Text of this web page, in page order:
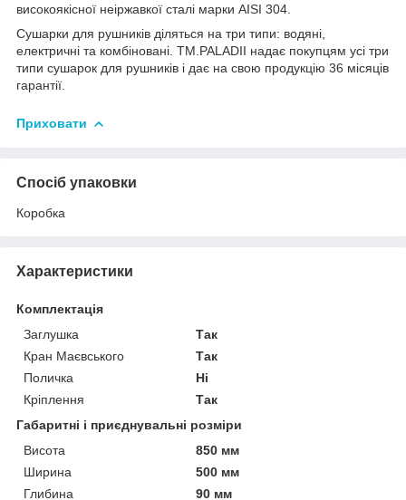
високоякісної неіржавкої сталі марки AISI 304.
Сушарки для рушників діляться на три типи: водяні,
електричні та комбіновані. TM.PALADII надає покупцям усі три
типи сушарок для рушників і дає на свою продукцію 36 місяців
гарантії.
Приховати
Спосіб упаковки
Коробка
Характеристики
Комплектація
Заглушка
Так
Кран Маєвського
Так
Поличка
Ні
Кріплення
Так
Габаритні і приєднувальні розміри
Висота
850 мм
Ширина
500 мм
Глибина
90 мм